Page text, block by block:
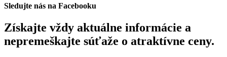
Sledujte nás na Facebooku
Získajte vždy aktuálne informácie a
nepremeškajte súťaže o atraktívne ceny.